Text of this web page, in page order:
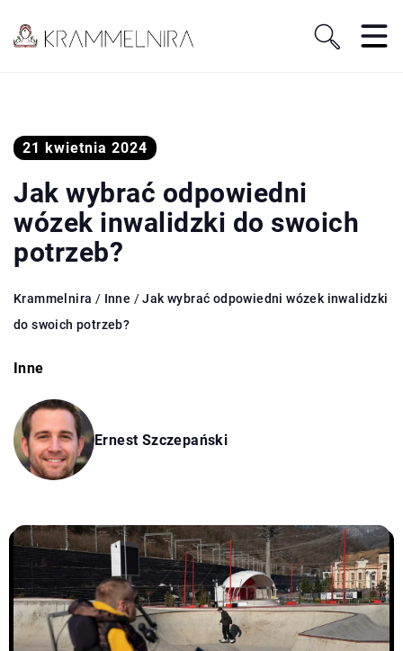
21 kwietnia 2024
Jak wybrać odpowiedni
wózek inwalidzki do swoich
potrzeb?
Krammelnira / Inne /Jak wybrać odpowiedni wózek inwalidzki
do swoich potrzeb?
Inne
Ernest Szczepański